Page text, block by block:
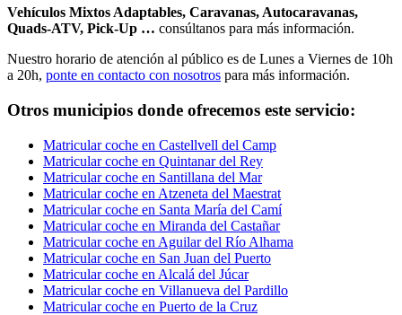
Vehículos Mixtos Adaptables, Caravanas, Autocaravanas,
Quads-ATV, Pick-Up … consúltanos para más información.
Nuestro horario de atención al público es de Lunes a Viernes de 10h
a 20h, ponte en contacto con nosotros para más información.
Otros municipios donde ofrecemos este servicio:
Matricular coche en Castellvell del Camp
Matricular coche en Quintanar del Rey
Matricular coche en Santillana del Mar
Matricular coche en Atzeneta del Maestrat
Matricular coche en Santa María del Camí
Matricular coche en Miranda del Castañar
Matricular coche en Aguilar del Río Alhama
Matricular coche en San Juan del Puerto
Matricular coche en Alcalá del Júcar
Matricular coche en Villanueva del Pardillo
Matricular coche en Puerto de la Cruz